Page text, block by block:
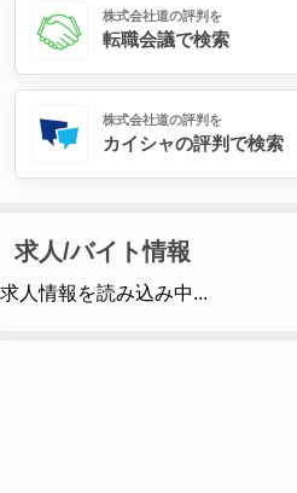
株式会社道の評判を
転職会議で検索
株式会社道の評判を
カイシャの評判で検索
求人/バイト情報
求人情報を読み込み中...